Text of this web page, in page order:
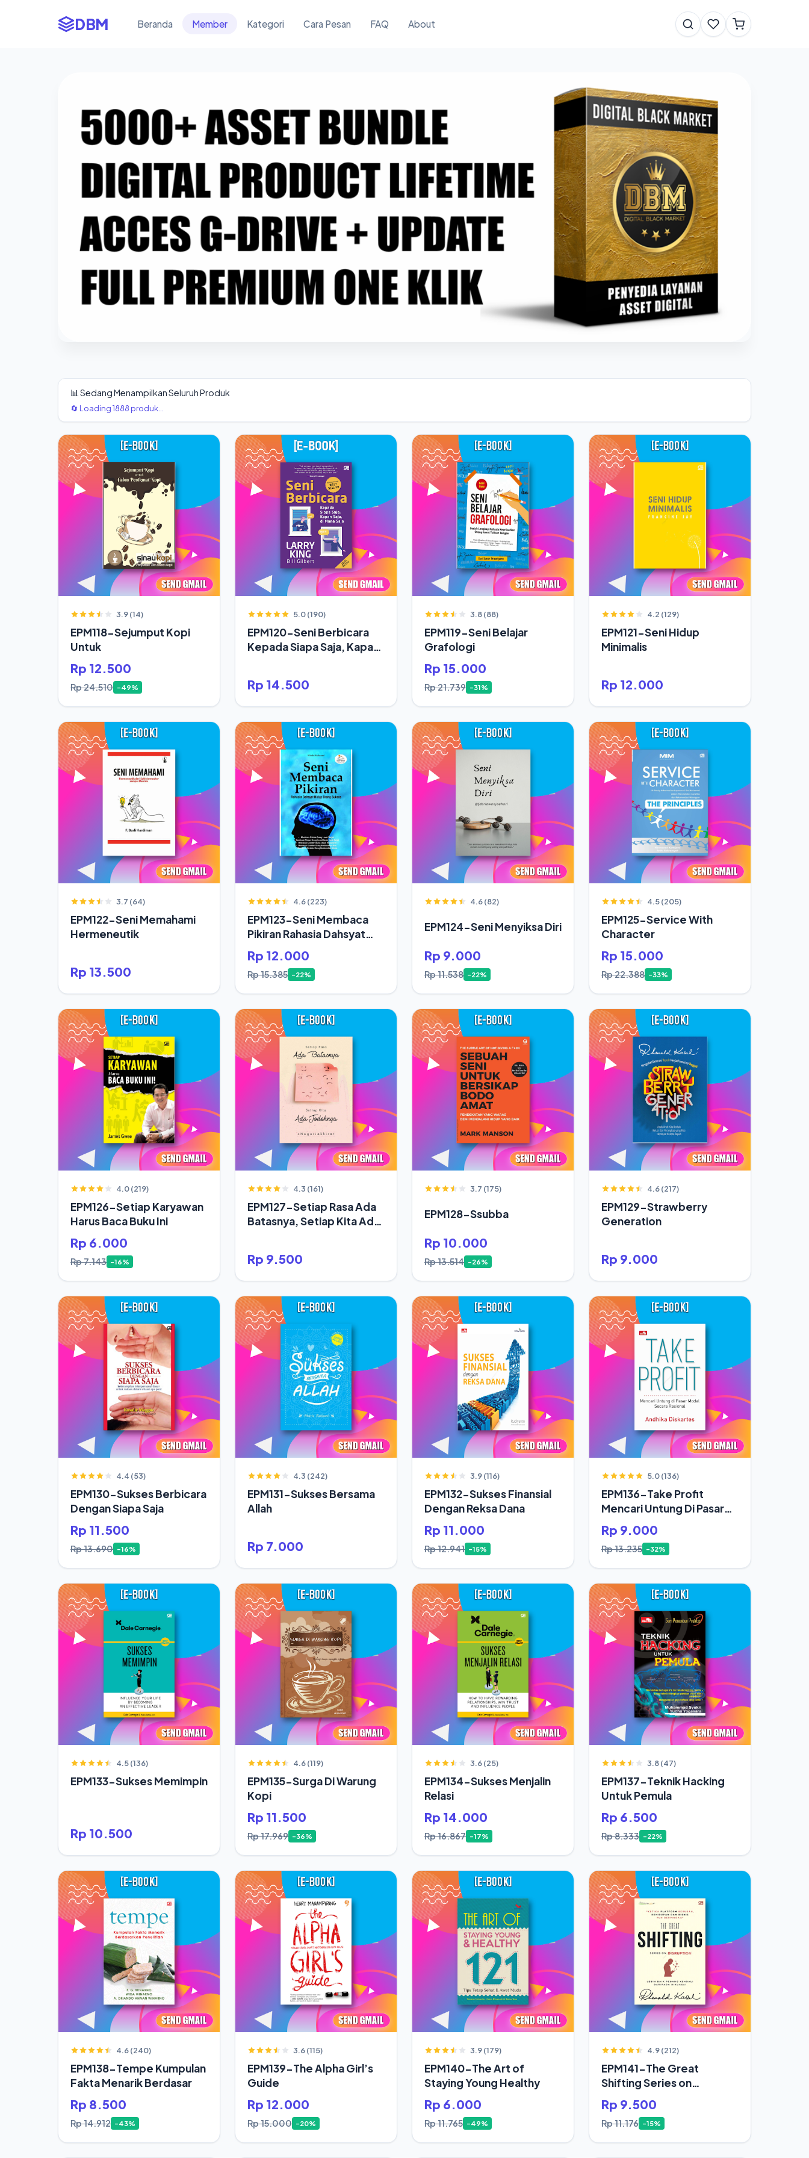
DBM Beranda Member Kategori Cara Pesan FAQ About
📊 Sedang Menampilkan Seluruh Produk
🔄 Loading 1888 produk...
3.9 (14)
EPM118-Sejumput Kopi
Untuk
Rp 12.500
Rp 24.510 -49%
5.0 (190)
EPM120-Seni Berbicara
Kepada Siapa Saja, Kapan
Rp 14.500
3.8 (88)
EPM119-Seni Belajar
Grafologi
Rp 15.000
Rp 21.739 -31%
4.2 (129)
EPM121-Seni Hidup
Minimalis
Rp 12.000
3.7 (64)
EPM122-Seni Memahami
Hermeneutik
Rp 13.500
4.6 (223)
EPM123-Seni Membaca
Pikiran Rahasia Dahsyat
Hidup Orang Sukses
Rp 12.000
Rp 15.385 -22%
4.6 (82)
EPM124-Seni Menyiksa Diri
Rp 9.000
Rp 11.538 -22%
4.5 (205)
EPM125-Service With
Character
Rp 15.000
Rp 22.388 -33%
4.0 (219)
EPM126-Setiap Karyawan
Harus Baca Buku Ini
Rp 6.000
Rp 7.143 -16%
4.3 (161)
EPM127-Setiap Rasa Ada
Batasnya, Setiap Kita Ada
Rp 9.500
3.7 (175)
EPM128-Ssubba
Rp 10.000
Rp 13.514 -26%
4.6 (217)
EPM129-Strawberry
Generation
Rp 9.000
4.4 (53)
EPM130-Sukses Berbicara
Dengan Siapa Saja
Rp 11.500
Rp 13.690 -16%
4.3 (242)
EPM131-Sukses Bersama
Allah
Rp 7.000
3.9 (116)
EPM132-Sukses Finansial
Dengan Reksa Dana
Rp 11.000
Rp 12.941 -15%
5.0 (136)
EPM136-Take Profit
Mencari Untung Di Pasar
Modal Secara Rasional
Rp 9.000
Rp 13.235 -32%
4.5 (136)
EPM133-Sukses Memimpin
Rp 10.500
4.6 (119)
EPM135-Surga Di Warung
Kopi
Rp 11.500
Rp 17.969 -36%
3.6 (25)
EPM134-Sukses Menjalin
Relasi
Rp 14.000
Rp 16.867 -17%
3.8 (47)
EPM137-Teknik Hacking
Untuk Pemula
Rp 6.500
Rp 8.333 -22%
4.6 (240)
EPM138-Tempe Kumpulan
Fakta Menarik Berdasar
Rp 8.500
Rp 14.912 -43%
3.6 (115)
EPM139-The Alpha Girl’s
Guide
Rp 12.000
Rp 15.000 -20%
3.9 (179)
EPM140-The Art of
Staying Young Healthy
Rp 6.000
Rp 11.765 -49%
4.9 (212)
EPM141-The Great
Shifting Series on
Disruption
Rp 9.500
Rp 11.176 -15%